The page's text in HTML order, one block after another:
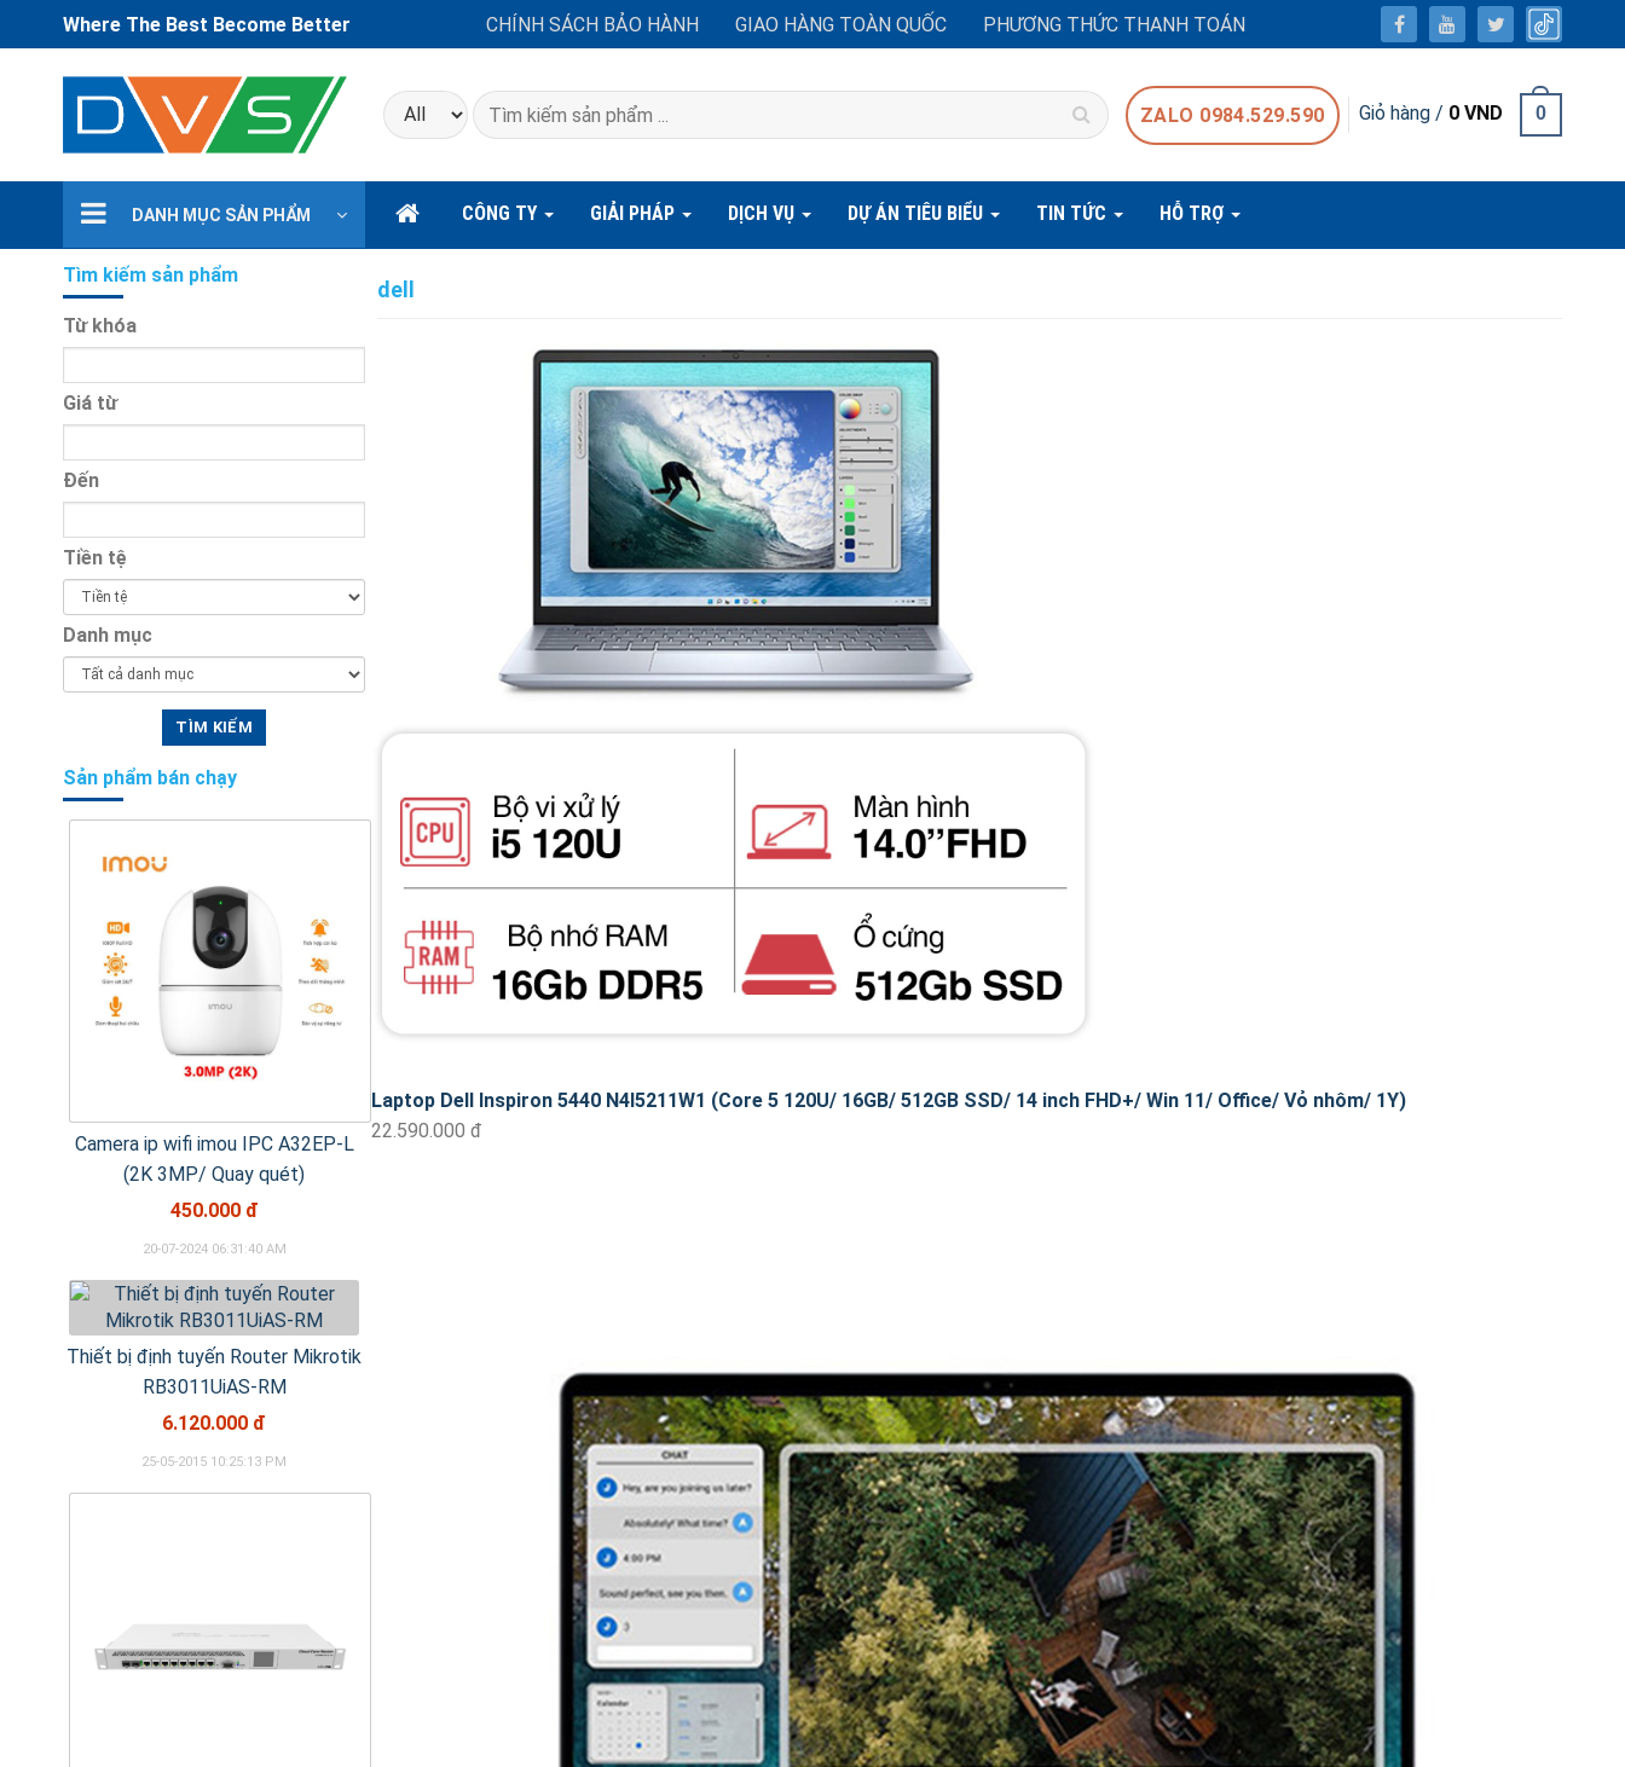
Where The Best Become Better CHÍNH SÁCH BẢO HÀNH GIAO HÀNG TOÀN QUỐC PHƯƠNG THỨC THANH TOÁN
Tìm
kiếm:
ZALO 0984.529.590 Giỏ hàng / 0VND 0
DANH MỤC SẢN PHẨM CÔNG TY GIẢI PHÁP DỊCH VỤ DỰ ÁN TIÊU BIỂU TIN TỨC HỖ TRỢ
dell
Laptop Dell Inspiron 5440 N4I5211W1 (Core 5 120U/ 16GB/ 512GB SSD/ 14 inch FHD+/ Win 11/ Office/ Vỏ nhôm/ 1Y)
22.590.000 đ
Tìm kiếm sản phẩm
Từ khóa
Giá từ
Đến
Tiền tệ
Danh mục
Sản phẩm bán chạy
Camera ip wifi imou IPC A32EP-L
(2K 3MP/ Quay quét)
450.000 đ
20-07-2024 06:31:40 AM
Thiết bị định tuyến Router Mikrotik
RB3011UiAS-RM
6.120.000 đ
25-05-2015 10:25:13 PM